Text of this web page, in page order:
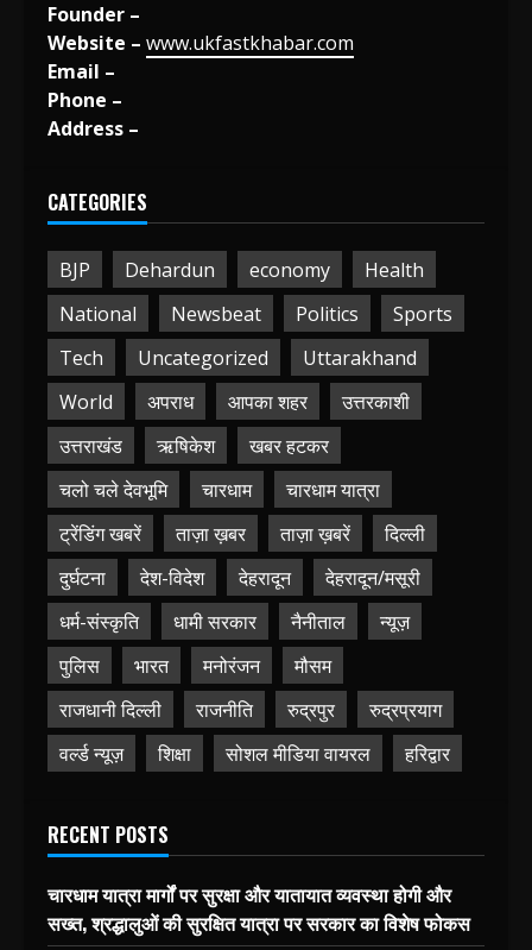
Founder –
Website – www.ukfastkhabar.com
Email –
Phone –
Address –
CATEGORIES
BJP Dehardun economy
Health
National
Newsbeat Politics
Sports
Tech
Uncategorized
Uttarakhand
World
अपराध आपका शहर
उत्तरकाशी
उत्तराखंड
ऋषिकेश
खबर हटकर
चलो चले देवभूमि
चारधाम
चारधाम यात्रा
ट्रेंडिंग खबरें
ताज़ा ख़बर ताज़ा ख़बरें
दिल्ली
दुर्घटना
देश-विदेश देहरादून
देहरादून/मसूरी
धर्म-संस्कृति
धामी सरकार नैनीताल
न्यूज़
पुलिस
भारत मनोरंजन
मौसम
राजधानी दिल्ली
राजनीति रुद्रपुर
रुद्रप्रयाग
वर्ल्ड न्यूज़
शिक्षा सोशल मीडिया वायरल हरिद्वार
RECENT POSTS
चारधाम यात्रा मार्गों पर सुरक्षा और यातायात व्यवस्था होगी और
सख्त, श्रद्धालुओं की सुरक्षित यात्रा पर सरकार का विशेष फोकस